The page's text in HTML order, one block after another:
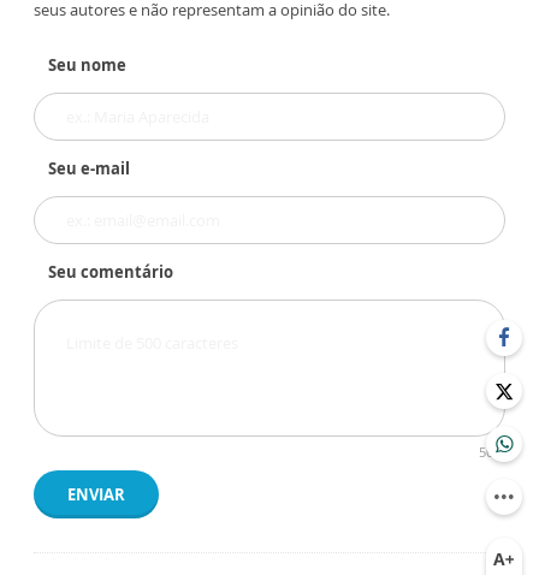
seus autores e não representam a opinião do site.
Seu nome
Seu e-mail
Seu comentário
500
ENVIAR